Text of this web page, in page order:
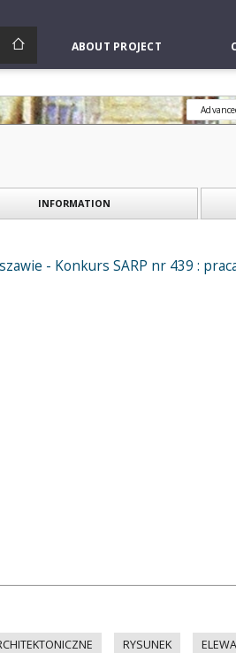
ABOUT PROJECT
INFORMATION
- Konkurs SARP nr 439 :
RYSUNEK